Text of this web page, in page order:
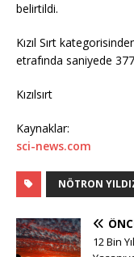
belirtildi.
Kızıl Sırt
etrafında saniyede
Kızılsırt
Kaynaklar:
sci-news.com
NÖTRON
12 Bin